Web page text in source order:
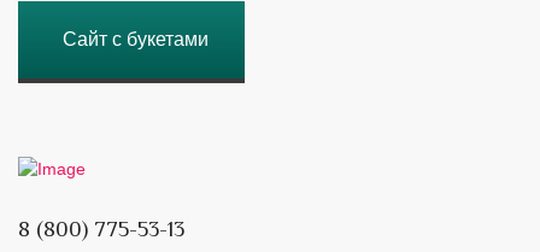
Сайт с букетами
8 (800) 775-53-13